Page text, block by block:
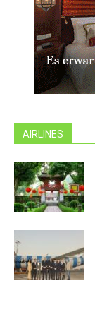
AIRLINES